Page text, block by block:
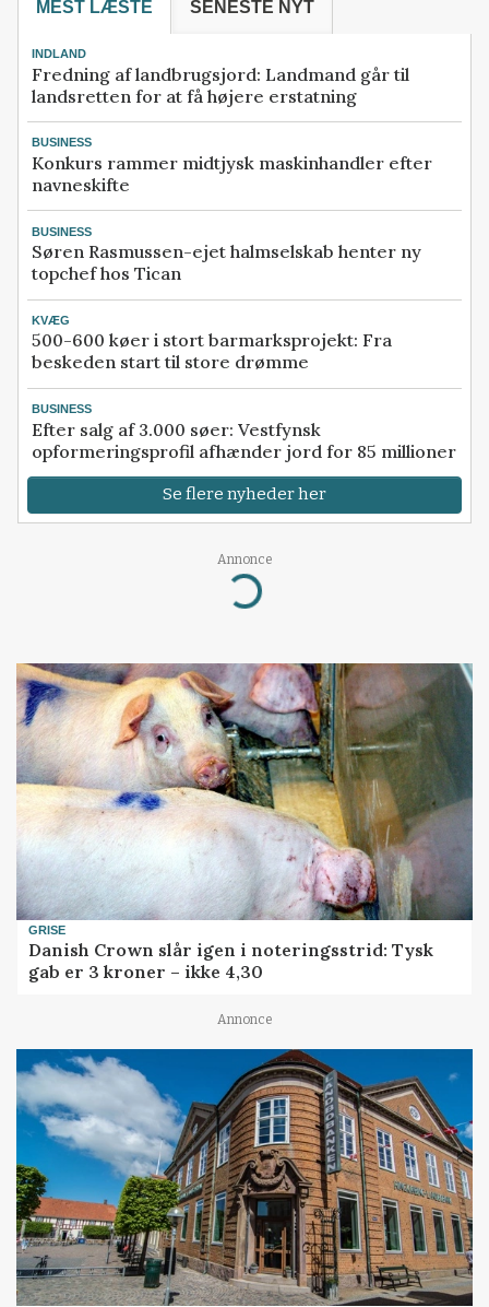
MEST LÆSTE SENESTE NYT
INDLAND
Fredning af landbrugsjord: Landmand går til
landsretten for at få højere erstatning
BUSINESS
Konkurs rammer midtjysk maskinhandler efter
navneskifte
BUSINESS
Søren Rasmussen-ejet halmselskab henter ny
topchef hos Tican
KVÆG
500-600 køer i stort barmarksprojekt: Fra
beskeden start til store drømme
BUSINESS
Efter salg af 3.000 søer: Vestfynsk
opformeringsprofil afhænder jord for 85 millioner
Se flere nyheder her
Annonce
Loading...
GRISE
Danish Crown slår igen i noteringsstrid: Tysk
gab er 3 kroner – ikke 4,30
Annonce